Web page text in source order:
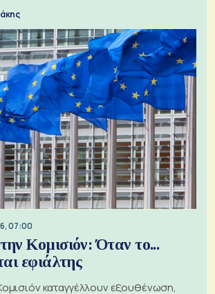
07:00
Κομισιόν: Όταν το...
εφιάλτης
καταγγέλλουν εξουθένωση,